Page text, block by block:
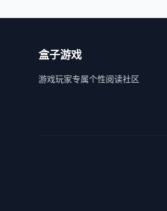
盒子游戏
游戏玩家专属个性阅读社区